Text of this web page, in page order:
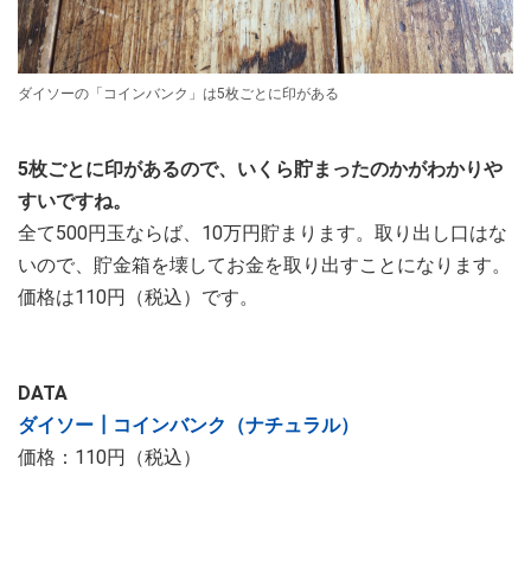
ダイソーの「コインバンク」は5枚ごとに印がある
5枚ごとに印があるので、いくら貯まったのかがわかりや
すいですね。
全て500円玉ならば、10万円貯まります。取り出し口はな
いので、貯金箱を壊してお金を取り出すことになります。
価格は110円（税込）です。
DATA
ダイソー┃コインバンク（ナチュラル）
価格：110円（税込）